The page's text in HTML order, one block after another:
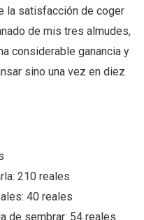
la satisfacción de coger
de mis tres almudes,
considerable ganancia y
sino una vez en diez
210 reales
40 reales
de sembrar: 54 reales